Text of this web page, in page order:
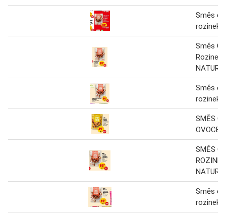
Směs
rozinek
Směs
Rozinek
Směs
rozinek
SMĚS
OVOCE
SMĚS
ROZINEK
Směs
rozinek